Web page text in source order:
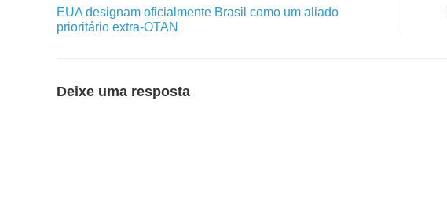
EUA designam oficialmente Brasil como um aliado
prioritário extra-OTAN
Deixe uma resposta